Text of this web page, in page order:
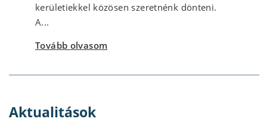
kerületiekkel közösen szeretnénk dönteni.
A...
Tovább olvasom
Aktualitások